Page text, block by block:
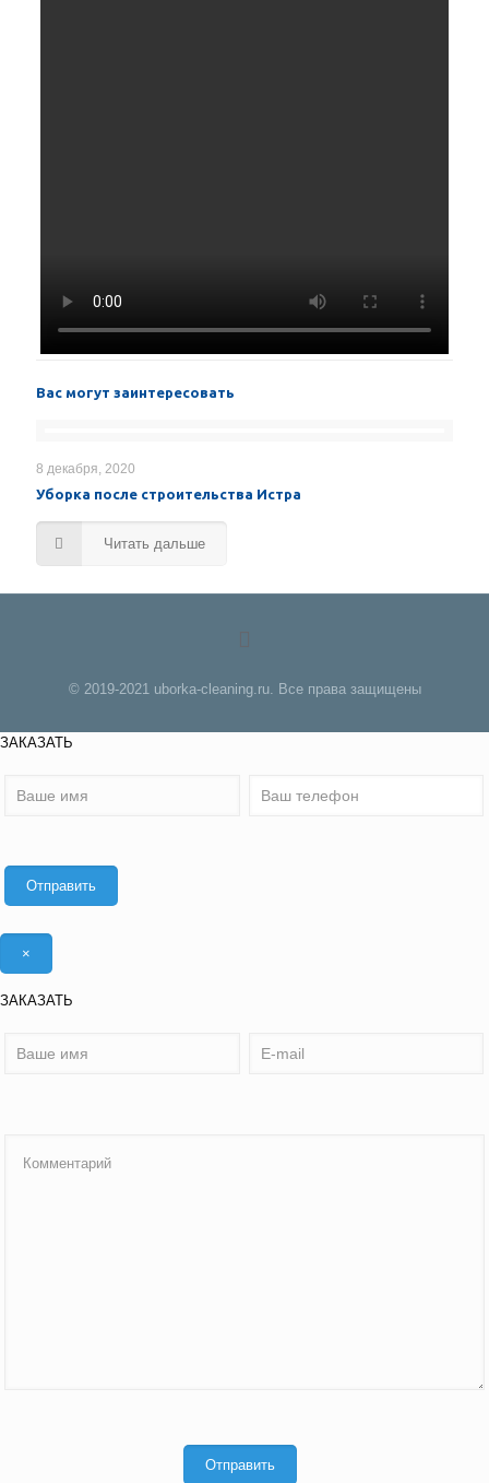
Вас могут заинтересовать
8 декабря, 2020
Уборка после строительства Истра
Читать дальше
© 2019-2021 uborka-cleaning.ru. Все права защищены
ЗАКАЗАТЬ
×
ЗАКАЗАТЬ